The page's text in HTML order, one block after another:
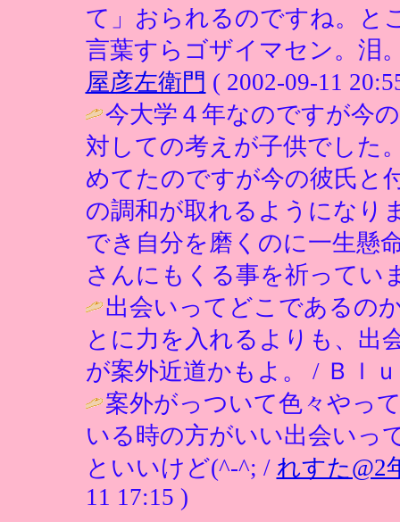
て」おられるのですね。と
言葉すらゴザイマセン。泪
屋彦左衛門 ( 2002-09-11
今大学４年なのですが今
対しての考えが子供でした
めてたのですが今の彼氏と
の調和が取れるようになり
でき自分を磨くのに一生懸
さんにもくる事を祈ってい
出会いってどこであるの
とに力を入れるよりも、出
が案外近道かもよ。 / Ｂｌ
案外がっついて色々やっ
いる時の方がいい出会い
といいけど(^-^; / れすた@2
11 17:15 )